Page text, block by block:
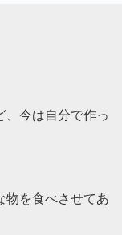
、今は自分で作っ
物を食べさせてあ